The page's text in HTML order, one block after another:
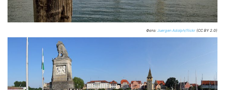
Фото: Juergen Adolph/flickr (CC BY 2.0)